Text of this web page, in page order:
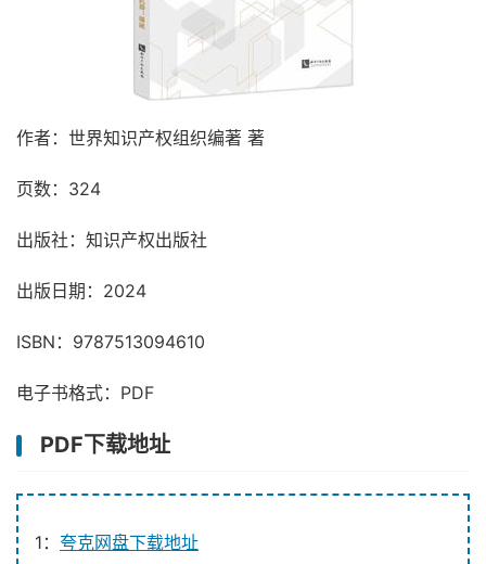
作者：世界知识产权组织编著 著
页数：324
出版社：知识产权出版社
出版日期：2024
ISBN：9787513094610
电子书格式：PDF
PDF下载地址
1： 夸克网盘下载地址